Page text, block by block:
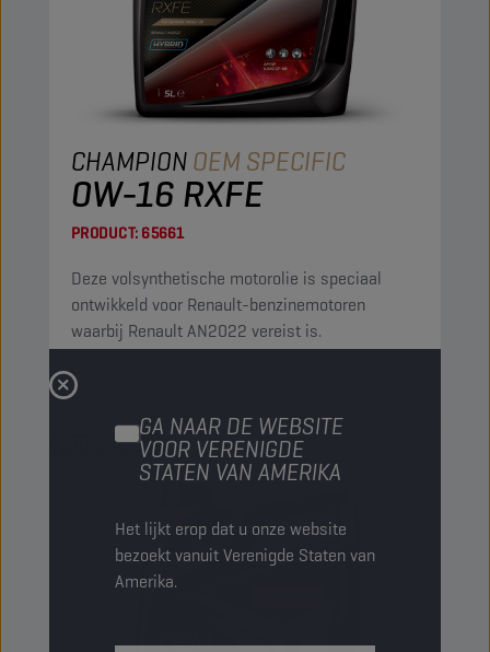
GA NAAR DE WEBSITE
VOOR VERENIGDE
STATEN VAN AMERIKA
Het lijkt erop dat u onze website
bezoekt vanuit Verenigde Staten van
Amerika.
CHAMPIONOEM SPECIFIC
0W-16 RXFE
PRODUCT: 65661
Deze volsynthetische motorolie is speciaal
ontwikkeld voor Renault-benzinemotoren
waarbij Renault AN2022 vereist is.
Bekijk
MOTOROLIËN